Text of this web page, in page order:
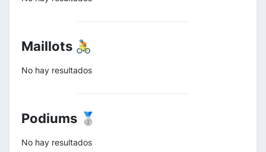
Maillots 🚴
No hay resultados
Podiums 🥈
No hay resultados